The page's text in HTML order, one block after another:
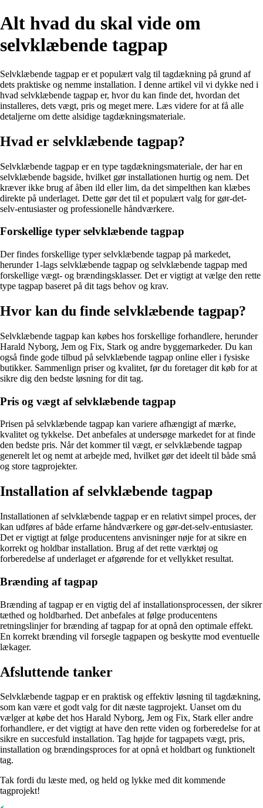
Alt hvad du skal vide om
selvklæbende tagpap
Selvklæbende tagpap er et populært valg til tagdækning på grund af
dets praktiske og nemme installation. I denne artikel vil vi dykke ned i
hvad selvklæbende tagpap er, hvor du kan finde det, hvordan det
installeres, dets vægt, pris og meget mere. Læs videre for at få alle
detaljerne om dette alsidige tagdækningsmateriale.
Hvad er selvklæbende tagpap?
Selvklæbende tagpap er en type tagdækningsmateriale, der har en
selvklæbende bagside, hvilket gør installationen hurtig og nem. Det
kræver ikke brug af åben ild eller lim, da det simpelthen kan klæbes
direkte på underlaget. Dette gør det til et populært valg for gør-det-
selv-entusiaster og professionelle håndværkere.
Forskellige typer selvklæbende tagpap
Der findes forskellige typer selvklæbende tagpap på markedet,
herunder 1-lags selvklæbende tagpap og selvklæbende tagpap med
forskellige vægt- og brændingsklasser. Det er vigtigt at vælge den rette
type tagpap baseret på dit tags behov og krav.
Hvor kan du finde selvklæbende tagpap?
Selvklæbende tagpap kan købes hos forskellige forhandlere, herunder
Harald Nyborg, Jem og Fix, Stark og andre byggemarkeder. Du kan
også finde gode tilbud på selvklæbende tagpap online eller i fysiske
butikker. Sammenlign priser og kvalitet, før du foretager dit køb for at
sikre dig den bedste løsning for dit tag.
Pris og vægt af selvklæbende tagpap
Prisen på selvklæbende tagpap kan variere afhængigt af mærke,
kvalitet og tykkelse. Det anbefales at undersøge markedet for at finde
den bedste pris. Når det kommer til vægt, er selvklæbende tagpap
generelt let og nemt at arbejde med, hvilket gør det ideelt til både små
og store tagprojekter.
Installation af selvklæbende tagpap
Installationen af selvklæbende tagpap er en relativt simpel proces, der
kan udføres af både erfarne håndværkere og gør-det-selv-entusiaster.
Det er vigtigt at følge producentens anvisninger nøje for at sikre en
korrekt og holdbar installation. Brug af det rette værktøj og
forberedelse af underlaget er afgørende for et vellykket resultat.
Brænding af tagpap
Brænding af tagpap er en vigtig del af installationsprocessen, der sikrer
tæthed og holdbarhed. Det anbefales at følge producentens
retningslinjer for brænding af tagpap for at opnå den optimale effekt.
En korrekt brænding vil forsegle tagpapen og beskytte mod eventuelle
lækager.
Afsluttende tanker
Selvklæbende tagpap er en praktisk og effektiv løsning til tagdækning,
som kan være et godt valg for dit næste tagprojekt. Uanset om du
vælger at købe det hos Harald Nyborg, Jem og Fix, Stark eller andre
forhandlere, er det vigtigt at have den rette viden og forberedelse for at
sikre en succesfuld installation. Tag højde for tagpapets vægt, pris,
installation og brændingsproces for at opnå et holdbart og funktionelt
tag.
Tak fordi du læste med, og held og lykke med dit kommende
tagprojekt!